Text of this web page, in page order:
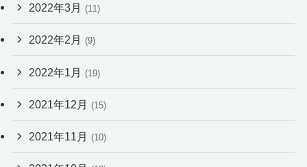
2022年3月 (11)
2022年2月 (9)
2022年1月 (19)
2021年12月 (15)
2021年11月 (10)